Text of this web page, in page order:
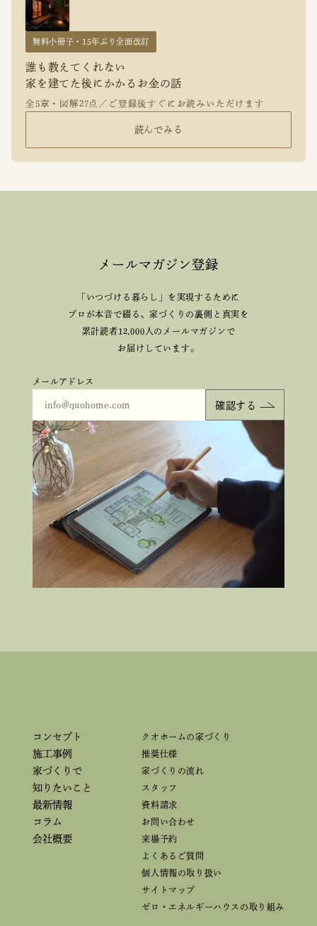
無料小冊子・15年ぶり全面改訂
誰も教えてくれない
家を建てた後にかかるお金の話
全5章・図解27点／ご登録後すぐにお読みいただけます
読んでみる
メールマガジン登録
「いつづける暮らし」を実現するために
プロが本音で綴る、家づくりの裏側と真実を
累計読者12,000人のメールマガジンで
お届けしています。
メールアドレス
コンセプト
施工事例
家づくりで
知りたいこと
最新情報
コラム
会社概要
クオホームの家づくり
推奨仕様
家づくりの流れ
スタッフ
資料請求
お問い合わせ
来場予約
よくあるご質問
個人情報の取り扱い
サイトマップ
ゼロ・エネルギーハウスの取り組み